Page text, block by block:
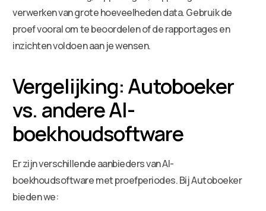
verwerken van grote hoeveelheden data. Gebruik de
proef vooral om te beoordelen of de rapportages en
inzichten voldoen aan je wensen.
Vergelijking: Autoboeker
vs. andere AI-
boekhoudsoftware
Er zijn verschillende aanbieders van AI-
boekhoudsoftware met proefperiodes. Bij Autoboeker
bieden we: